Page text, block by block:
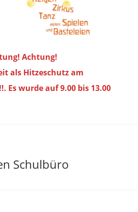
Achtung!
als Hitzeschutz am
Es wurde auf 9.00 bis 13.00
Schulbüro